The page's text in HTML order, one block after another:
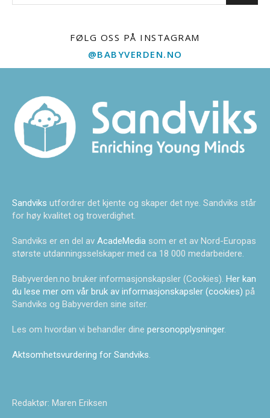
FØLG OSS PÅ INSTAGRAM
@BABYVERDEN.NO
Sandviks utfordrer det kjente og skaper det nye. Sandviks står
for høy kvalitet og troverdighet.
Sandviks er en del av AcadeMedia som er et av Nord-Europas
største utdanningsselskaper med ca 18 000 medarbeidere.
Babyverden.no bruker informasjonskapsler (Cookies). Her kan
du lese mer om vår bruk av informasjonskapsler (cookies) på
Sandviks og Babyverden sine siter.
Les om hvordan vi behandler dine personopplysninger.
Aktsomhetsvurdering for Sandviks.
Redaktør: Maren Eriksen